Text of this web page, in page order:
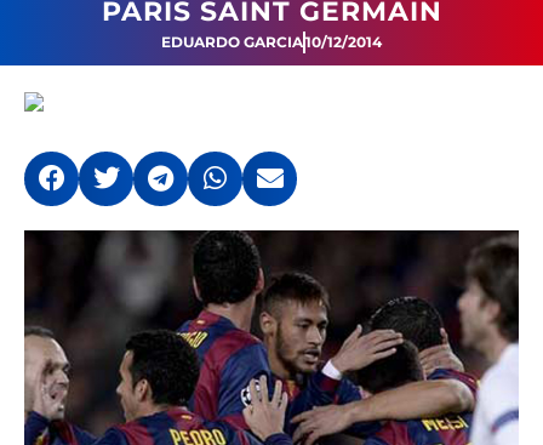
PARIS SAINT GERMAIN
EDUARDO GARCIA10/12/2014